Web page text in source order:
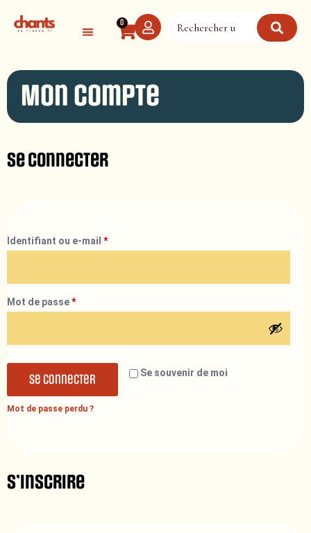
0
Mon compte
Se connecter
Identifiant ou e-mail *
Mot de passe*
Se souvenir de moi
Se connecter
Mot de passe perdu ?
S’inscrire